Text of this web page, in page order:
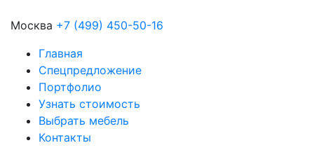
Москва +7 (499) 450-50-16
Главная
Спецпредложение
Портфолио
Узнать стоимость
Выбрать мебель
Контакты